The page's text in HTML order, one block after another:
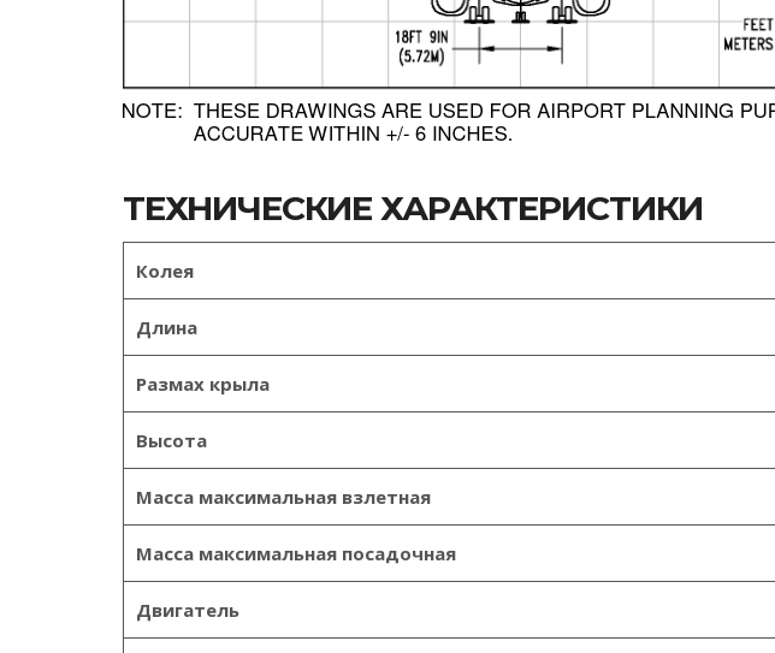
ТЕХНИЧЕСКИЕ ХАРАКТЕРИСТИКИ
Колея
Длина
Размах крыла
Высота
Масса максимальная взлетная
Масса максимальная посадочная
Двигатель